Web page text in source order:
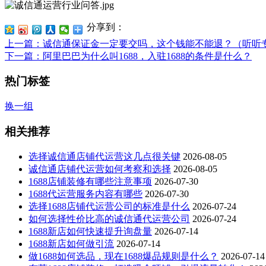
分享到：
上一篇 ：诚信通保证金一定要交吗，这个钱能不能退？（听听
下一篇 ：阿里巴巴为什么叫1688，入驻1688的条件是什么？
热门标签
换一组
相关推荐
选择诚信通店铺代运营这几点很关键 2026-08-05
诚信通店铺代运营如何考察和选择 2026-08-05
1688店铺装修有哪些注意事项 2026-07-30
1688代运营服务内容有哪些 2026-07-30
选择1688店铺代运营公司的标准是什么 2026-07-24
如何选择性价比高的诚信通代运营公司 2026-07-24
1688新店如何快速提升询盘量 2026-07-14
1688新店如何做引流 2026-07-14
做1688如何选品，现在1688爆品规则是什么？ 2026-07-14